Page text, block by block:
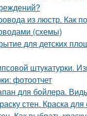
из люстр. Как
(схемы)
для детских
штукатурки.
фотоотчет
для бойлера.
стен. Краска